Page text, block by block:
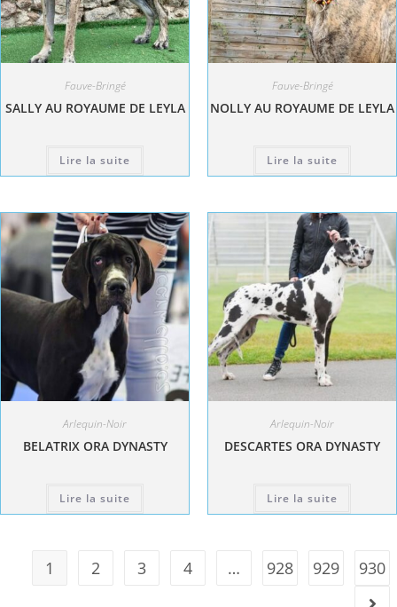
Fauve-Bringé
SALLY AU ROYAUME DE LEYLA
Lire la suite
Fauve-Bringé
NOLLY AU ROYAUME DE LEYLA
Lire la suite
Arlequin-Noir
BELATRIX ORA DYNASTY
Lire la suite
Arlequin-Noir
DESCARTES ORA DYNASTY
Lire la suite
1 2 3 4 … 928 929 930